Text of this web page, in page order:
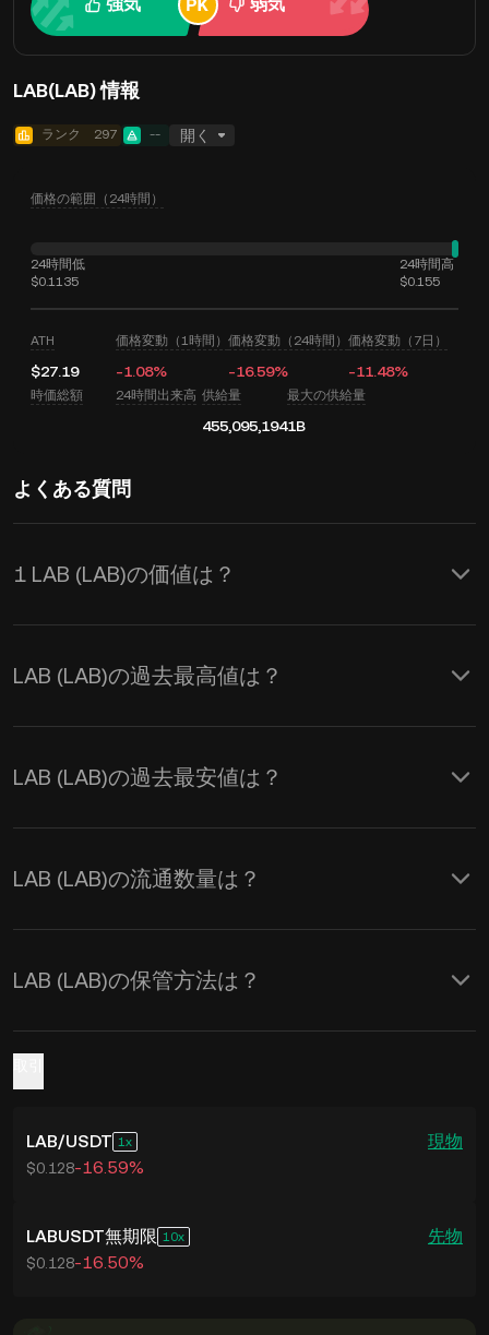
LAB(LAB) 情報
ランク 297 -- 開く
価格の範囲（24時間）
24時間低
$0.1135
24時間高
$0.155
ATH
$27.19
価格変動（1時間）
-1.08%
価格変動（24時間）
-16.59%
価格変動（7日）
-11.48%
時価総額 24時間出来高 供給量
455,095,194
最大の供給量
1B
よくある質問
1 LAB (LAB)の価値は？
KuCoinはLAB (LAB)に対してリアルタ
イムでのUSD価格更新を提供します。
を使用して、LABからUSD
へのリアル
LAB (LAB)の過去最高値は？
LAB (LAB)の過去最安値は？
LAB (LAB)の流通数量は？
LAB (LAB)の保管方法は？
LAB/USDT 1 現物
$0.128-16.59%
LABUSDT無期限 10 先物
$0.128-16.50%